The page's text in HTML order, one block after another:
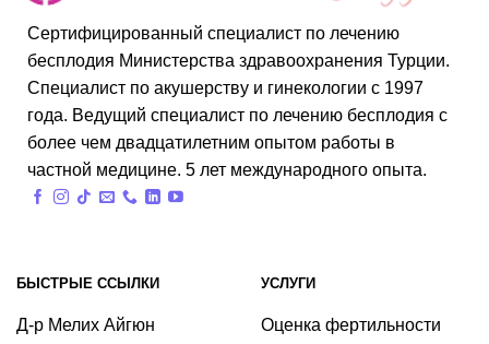
Сертифицированный специалист по лечению
бесплодия Министерства здравоохранения Турции.
Специалист по акушерству и гинекологии с 1997
года. Ведущий специалист по лечению бесплодия с
более чем двадцатилетним опытом работы в
частной медицине. 5 лет международного опыта.
БЫСТРЫЕ ССЫЛКИ
Д-р Мелих Айгюн
УСЛУГИ
Оценка фертильности